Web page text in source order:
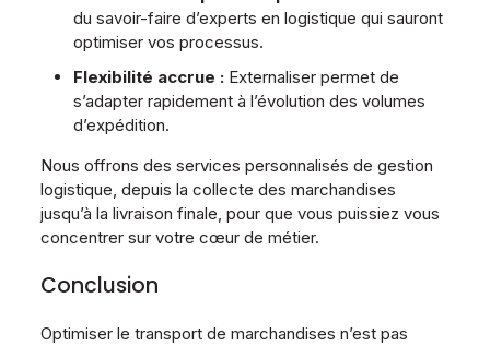
du savoir-faire d’experts en logistique qui sauront
optimiser vos processus.
Flexibilité accrue :Externaliser permet de
s’adapter rapidement à l’évolution des volumes
d’expédition.
Nous offrons des services personnalisés de gestion
logistique, depuis la collecte des marchandises
jusqu’à la livraison finale, pour que vous puissiez vous
concentrer sur votre cœur de métier.
Conclusion
Optimiser le transport de marchandises n’est pas